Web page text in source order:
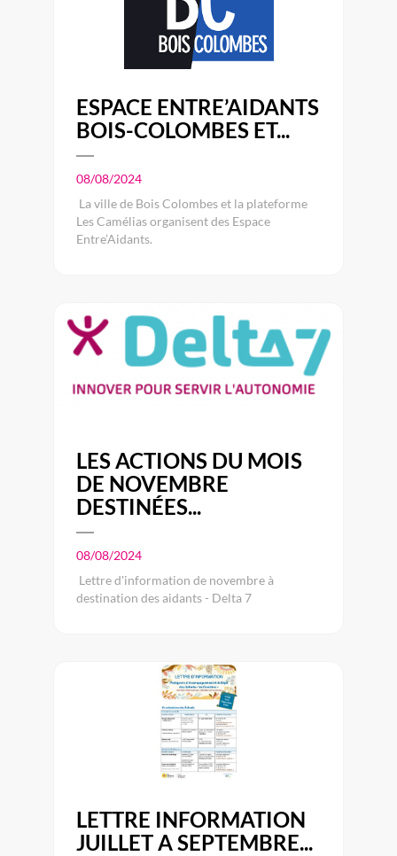
ESPACE ENTRE’AIDANTS
BOIS-COLOMBES ET...
08/08/2024
La ville de Bois Colombes et la plateforme
Les Camélias organisent des Espace
Entre’Aidants.
LES ACTIONS DU MOIS
DE NOVEMBRE
DESTINÉES...
08/08/2024
Lettre d'information de novembre à
destination des aidants - Delta 7
LETTRE INFORMATION
JUILLET A SEPTEMBRE...